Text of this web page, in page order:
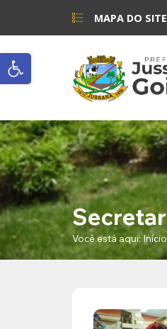
Abrir a barra de ferramentas
MAPA DO SITE
Você está aqui: Início